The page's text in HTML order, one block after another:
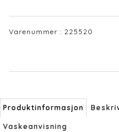
Varenummer : 225520
Produktinformasjon
Vaskeanvisning